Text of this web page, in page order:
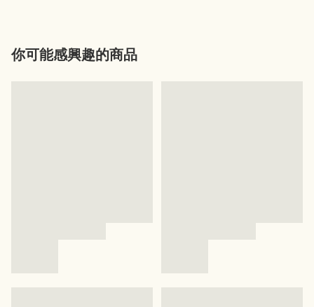
你可能感興趣的商品